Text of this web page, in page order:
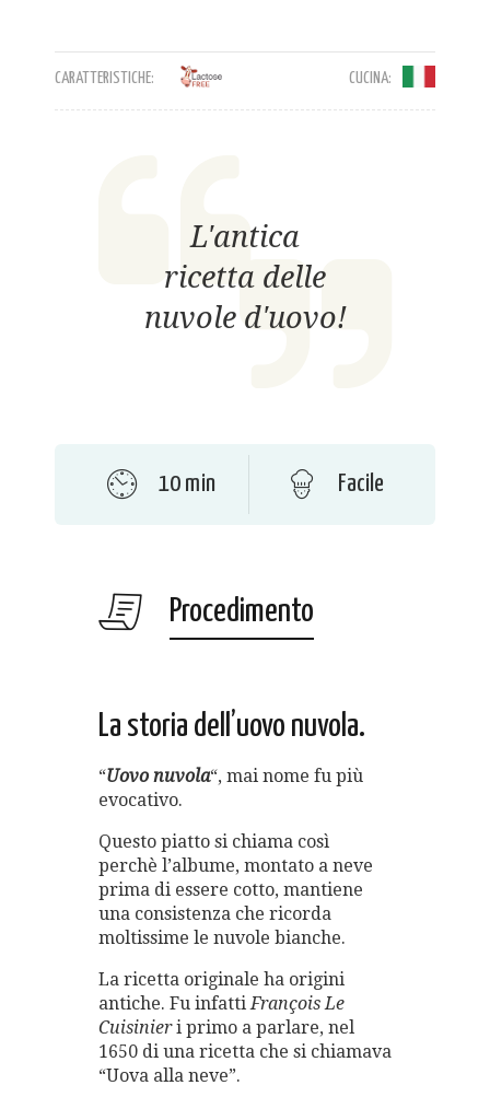
CARATTERISTICHE: CUCINA:
L'antica
ricetta delle
nuvole d'uovo!
10 min Facile
Procedimento
La storia dell’uovo nuvola.
“Uovo nuvola“, mai nome fu più
evocativo.
Questo piatto si chiama così
perchè l’albume, montato a neve
prima di essere cotto, mantiene
una consistenza che ricorda
moltissime le nuvole bianche.
La ricetta originale ha origini
antiche. Fu infattiFrançois Le
Cuisinieri primo a parlare, nel
1650 di una ricetta che si chiamava
“Uova alla neve”.